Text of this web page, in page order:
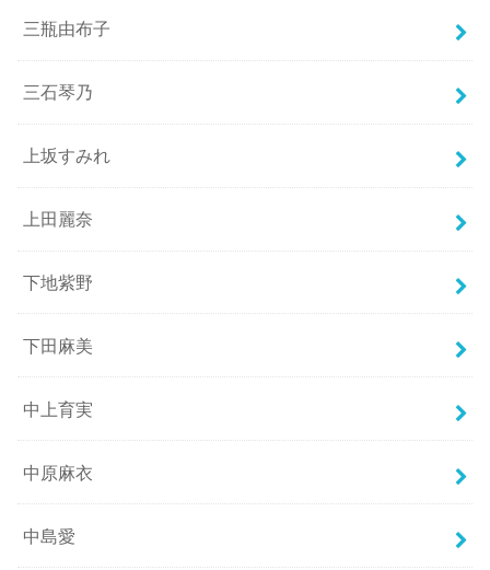
三瓶由布子
三石琴乃
上坂すみれ
上田麗奈
下地紫野
下田麻美
中上育実
中原麻衣
中島愛